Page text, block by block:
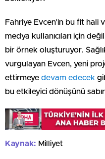
Fahriye Evcen’in bu fit hali
medya kullanıcıları için
bir örnek oluşturuyor.
vurgulayan Evcen, yeni
ettirmeye devam edecek
bu etkileyici dönüşünü
Kaynak: Milliyet